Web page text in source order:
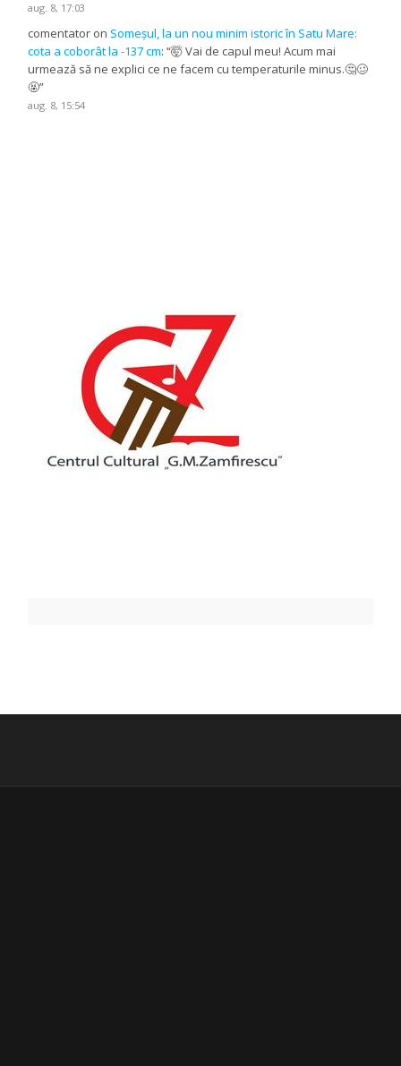
aug. 8, 17:03
comentator on Someșul, la un nou minim istoric în Satu Mare:
cota a coborât la -137 cm: “🤯 Vai de capul meu! Acum mai
urmează să ne explici ce ne facem cu temperaturile minus.🤔🥴
🤬”
aug. 8, 15:54